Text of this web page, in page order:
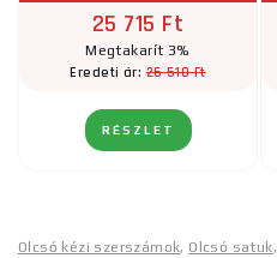
25 715 Ft
Megtakarít 3%
Eredeti ár:26 510 Ft
RÉSZLET
Olcsó kézi szerszámok, Olcsó satuk,